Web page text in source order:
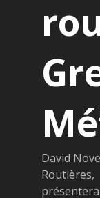
David
Routières,